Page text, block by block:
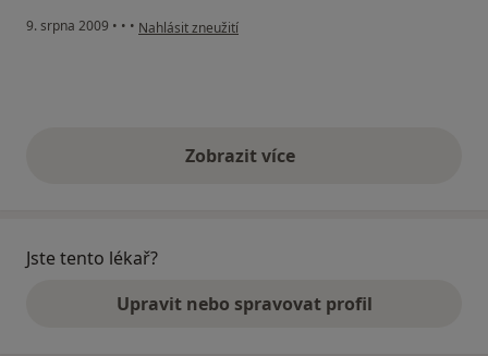
9. srpna 2009 • • • podle názoru uživatele Markéta
Nahlásit zneužití
Zobrazit vícevýše uvedené názory
Jste tento lékař?
Upravit nebo spravovat profil